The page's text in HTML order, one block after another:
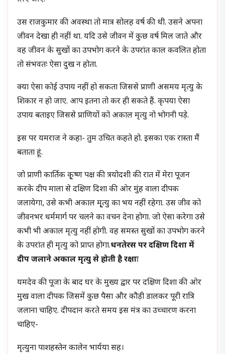
उस राजकुमार की अवस्था तो मात्र सोलह वर्ष की थी. उसने अपना
जीवन देखा ही नहीं था. यदि उसे जीवन में कुछ वर्ष मिल जाते और
वह जीवन के सुखों का उपभोग करने के उपरांत काल कवलित होता
तो संभवतः ऐसा दुख न होता.
क्या ऐसा कोई उपाय नहीं हो सकता जिससे प्राणी असमय मृत्यु के
शिकार न हो जाए. आप इतना तो कर ही सकते हैं. कृपया ऐसा
उपाय बताइए जिससे प्राणियों को अकाल मृत्यु नो भोगनी पड़े.
इस पर यमराज ने कहा- तुम उचित कहते हो. इसका एक रास्ता मैं
बताता हूं.
जो प्राणी कार्तिक कृ्ष्ण पक्ष की त्रयोदशी की रात में मेरा पूजन
करके दीप माला से दक्षिण दिशा की ओर मुंह वाला दीपक
जलायेगा, उसे कभी अकाल मृ्त्यु का भय नहीं रहेगा. उस जीव को
जीवनभर धर्ममार्ग पर चलने का वचन देना होगा. जो ऐसा करेगा उसे
कभी भी अकाल मृत्यु नहीं होगी. वह समस्त सुखों का उपभोग करने
के उपरांत ही मृत्यु को प्राप्त होगा.धनतेरस पर दक्षिण दिशा में
दीप जलाने अकाल मृत्यु से होती है रक्षाः
यमदेव की पूजा के बाद घर के मुख्य द्वार पर दक्षिण दिशा की ओर
मुख वाला दीपक जिसमें कुछ पैसा और कौड़ी डालकर पूरी रात्रि
जलाना चाहिए. दीपदान करते समय इस मंत्र का उच्चारण करना
चाहिए-
मृत्युना पाशहस्तेन कालेन भार्यया सह।